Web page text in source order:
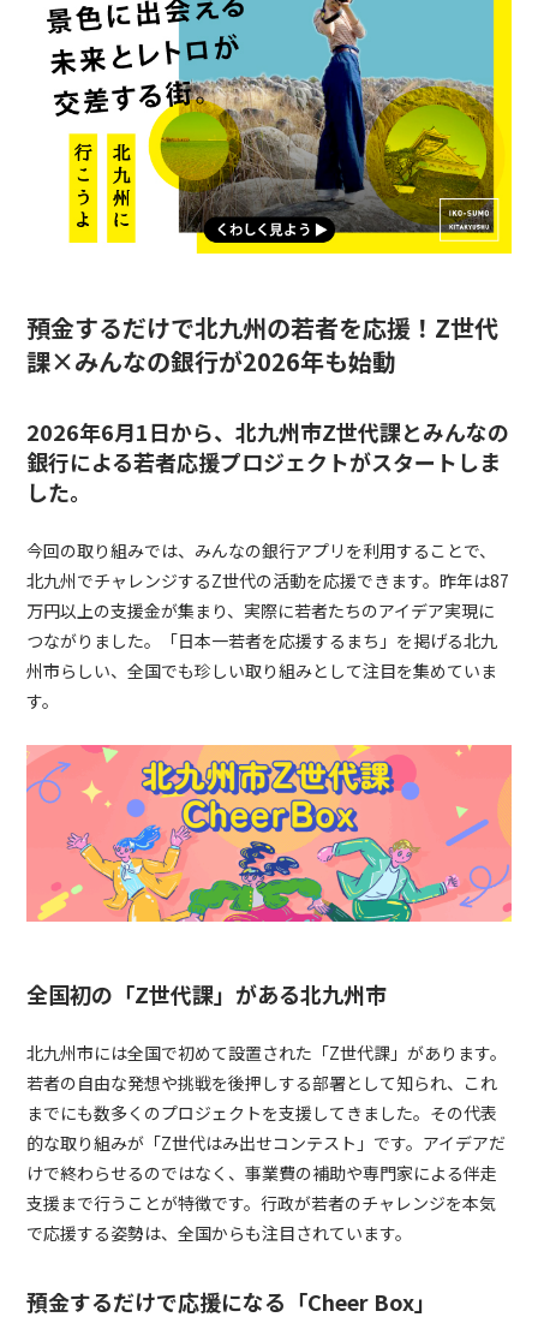
預金するだけで北九州の若者を応援！Z世代
課×みんなの銀行が2026年も始動
2026年6月1日から、北九州市Z世代課とみんなの
銀行による若者応援プロジェクトがスタートしま
した。
今回の取り組みでは、みんなの銀行アプリを利用することで、
北九州でチャレンジするZ世代の活動を応援できます。昨年は87
万円以上の支援金が集まり、実際に若者たちのアイデア実現に
つながりました。「日本一若者を応援するまち」を掲げる北九
州市らしい、全国でも珍しい取り組みとして注目を集めていま
す。
全国初の「Z世代課」がある北九州市
北九州市には全国で初めて設置された「Z世代課」があります。
若者の自由な発想や挑戦を後押しする部署として知られ、これ
までにも数多くのプロジェクトを支援してきました。その代表
的な取り組みが「Z世代はみ出せコンテスト」です。アイデアだ
けで終わらせるのではなく、事業費の補助や専門家による伴走
支援まで行うことが特徴です。行政が若者のチャレンジを本気
で応援する姿勢は、全国からも注目されています。
預金するだけで応援になる「Cheer Box」